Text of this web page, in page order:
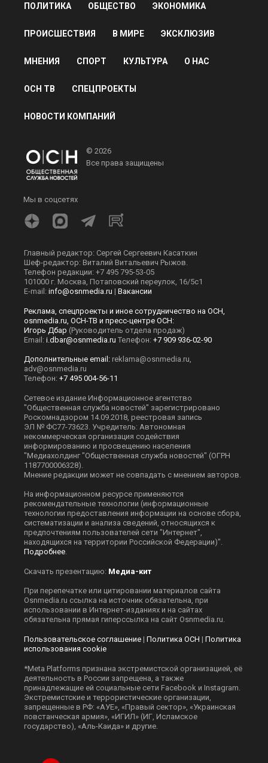
ПОЛИТИКА ОБЩЕСТВО ЭКОНОМИКА
ПРОИСШЕСТВИЯ В МИРЕ ЭКСКЛЮЗИВ
МНЕНИЯ СПОРТ КУЛЬТУРА О НАС
ОСН ТВ СПЕЦПРОЕКТЫ
НОВОСТИ КОМПАНИЙ
© 2026
Все права защищены
Мы в соцсетях
Главный редактор: Сергей Сергеевич Касаткин
Шеф-редактор: Виталий Витальевич Рыжов.
Телефон редакции: +7 495 795-53-05
101000 г. Москва, Потаповский переулок, 16/5с1
E-mail: info@osnmedia.ru | Вакансии
Реклама, спецпроекты и иное сотрудничество на ОСН,
osnmedia.ru, ОСН-ТВ и пресс-центре ОСН:
Игорь Дбар (Руководитель отдела продаж)
Email: i.dbar@osnmedia.ru Телефон: +7 909 936-02-90
Дополнительные email: reklama@osnmedia.ru
adv@osnmedia.ru
Телефон: +7 495 004-56-11
Сетевое издание Информационное агентство
"Общественная служба новостей" зарегистрировано
Роскомнадзором 14.09.2018, реестровая запись
ЭЛ № ФС77-73623. Учредитель: Автономная
некоммерческая организация содействия
информированию и просвещению населения
"Медиахолдинг "Общественная служба новостей" (ОГРН
1187700006328).
Мнение редакции может не совпадать с мнением авторов.
На информационном ресурсе применяются
рекомендательные технологии (информационные
технологии предоставления информации на основе сбора,
систематизации и анализа сведений, относящихся к
предпочтениям пользователей сети "Интернет",
находящихся на территории Российской Федерации)".
Подробнее
Скачать презентацию: Медиа-кит
При перепечатке или цитировании материалов сайта
Оsnmedia.ru ссылка на источник обязательна, при
использовании в Интернет-изданиях и на сайтах
обязательна прямая гиперссылка на сайт Оsnmedia.ru.
Пользовательское соглашение | Политика ОСН | Политика
использования cookie
*Meta Platforms признана экстремистской организацией, её
деятельность в России запрещена, а также
принадлежащие ей социальные сети Facebook и Instagram.
Экстремистские и террористические организации,
запрещенные в РФ: «АУЕ», «Правый сектор», «Украинская
повстанческая армия», «ИГИЛ» (ИГ, Исламское
государство), «Аль-Каида» и другие.